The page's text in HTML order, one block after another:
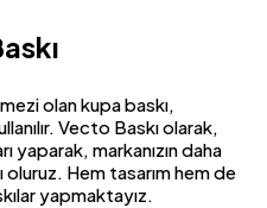
olan kupa baskı,
Vecto Baskı olarak,
yaparak, markanızın daha
oluruz. Hem tasarım hem de
yapmaktayız.